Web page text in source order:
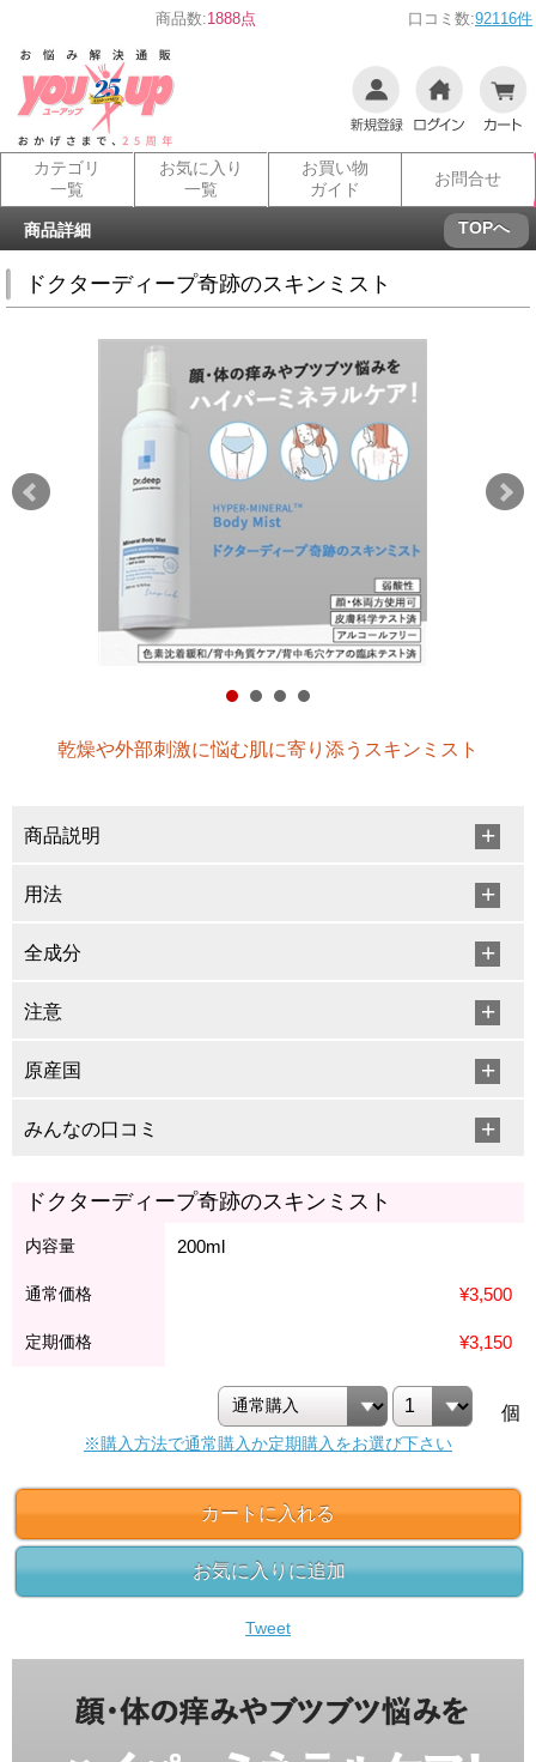
商品数:1888点 口コミ数:92116件
カテゴリ
一覧
お気に入り
一覧
お買い物
ガイド
お問合せ
商品詳細 TOPへ
ドクターディープ奇跡のスキンミスト
乾燥や外部刺激に悩む肌に寄り添うスキンミスト
商品説明
用法
全成分
注意
原産国
みんなの口コミ
ドクターディープ奇跡のスキンミスト
内容量 200ml
通常価格 ¥3,500
定期価格 ¥3,150
個
※購入方法で通常購入か定期購入をお選び下さい
カートに入れる
お気に入りに追加
Tweet